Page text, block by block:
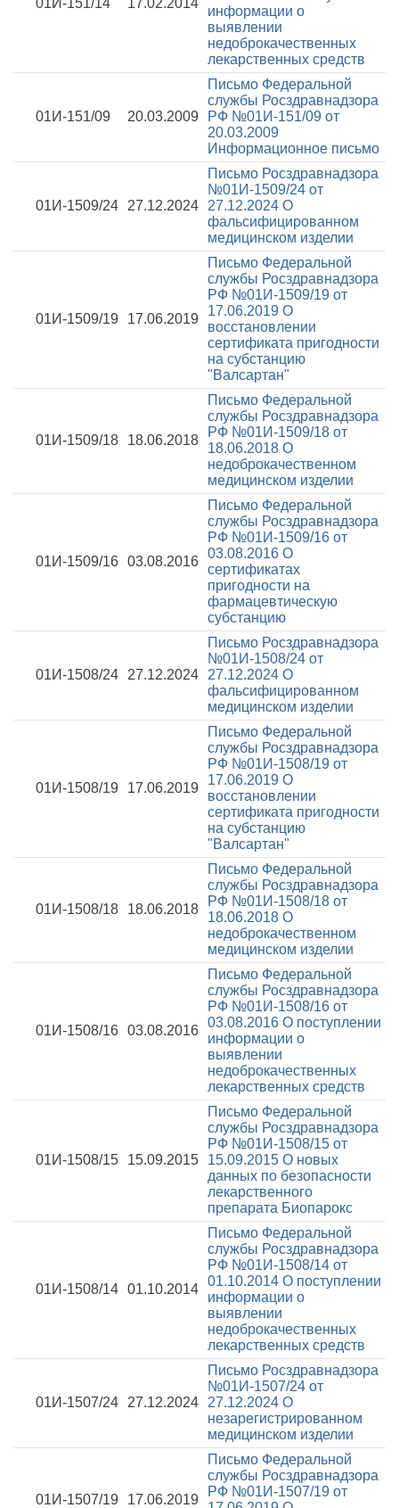
01И-151/14 17.02.2014
информации о
выявлении
недоброкачественных
лекарственных средств
01И-151/09 20.03.2009
Письмо Федеральной
службы Росздравнадзора
РФ №01И-151/09 от
20.03.2009
Информационное письмо
01И-1509/24 27.12.2024
Письмо Росздравнадзора
№01И-1509/24 от
27.12.2024 О
фальсифицированном
медицинском изделии
01И-1509/19 17.06.2019
Письмо Федеральной
службы Росздравнадзора
РФ №01И-1509/19 от
17.06.2019 О
восстановлении
сертификата пригодности
на субстанцию
"Валсартан"
01И-1509/18 18.06.2018
Письмо Федеральной
службы Росздравнадзора
РФ №01И-1509/18 от
18.06.2018 О
недоброкачественном
медицинском изделии
01И-1509/16 03.08.2016
Письмо Федеральной
службы Росздравнадзора
РФ №01И-1509/16 от
03.08.2016 О
сертификатах
пригодности на
фармацевтическую
субстанцию
01И-1508/24 27.12.2024
Письмо Росздравнадзора
№01И-1508/24 от
27.12.2024 О
фальсифицированном
медицинском изделии
01И-1508/19 17.06.2019
Письмо Федеральной
службы Росздравнадзора
РФ №01И-1508/19 от
17.06.2019 О
восстановлении
сертификата пригодности
на субстанцию
"Валсартан"
01И-1508/18 18.06.2018
Письмо Федеральной
службы Росздравнадзора
РФ №01И-1508/18 от
18.06.2018 О
недоброкачественном
медицинском изделии
01И-1508/16 03.08.2016
Письмо Федеральной
службы Росздравнадзора
РФ №01И-1508/16 от
03.08.2016 О поступлении
информации о
выявлении
недоброкачественных
лекарственных средств
01И-1508/15 15.09.2015
Письмо Федеральной
службы Росздравнадзора
РФ №01И-1508/15 от
15.09.2015 О новых
данных по безопасности
лекарственного
препарата Биопарокс
01И-1508/14 01.10.2014
Письмо Федеральной
службы Росздравнадзора
РФ №01И-1508/14 от
01.10.2014 О поступлении
информации о
выявлении
недоброкачественных
лекарственных средств
01И-1507/24 27.12.2024
Письмо Росздравнадзора
№01И-1507/24 от
27.12.2024 О
незарегистрированном
медицинском изделии
01И-1507/19 17.06.2019
Письмо Федеральной
службы Росздравнадзора
РФ №01И-1507/19 от